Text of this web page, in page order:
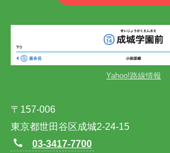
Yahoo!路線情報
〒157-006
東京都世田谷区成城2-24-15
03-3417-7700